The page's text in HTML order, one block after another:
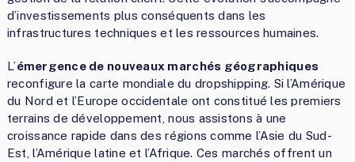
d’investissements plus conséquents dans les
infrastructures techniques et les ressources humaines.
L’émergence de nouveaux marchés géographiques
reconfigure la carte mondiale du dropshipping. Si l’Amérique
du Nord et l’Europe occidentale ont constitué les premiers
terrains de développement, nous assistons à une
croissance rapide dans des régions comme l’Asie du Sud-
Est, l’Amérique latine et l’Afrique. Ces marchés offrent un